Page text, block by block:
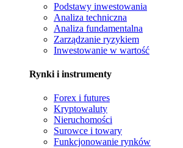
Podstawy inwestowania
Analiza techniczna
Analiza fundamentalna
Zarządzanie ryzykiem
Inwestowanie w wartość
Rynki i instrumenty
Forex i futures
Kryptowaluty
Nieruchomości
Surowce i towary
Funkcjonowanie rynków